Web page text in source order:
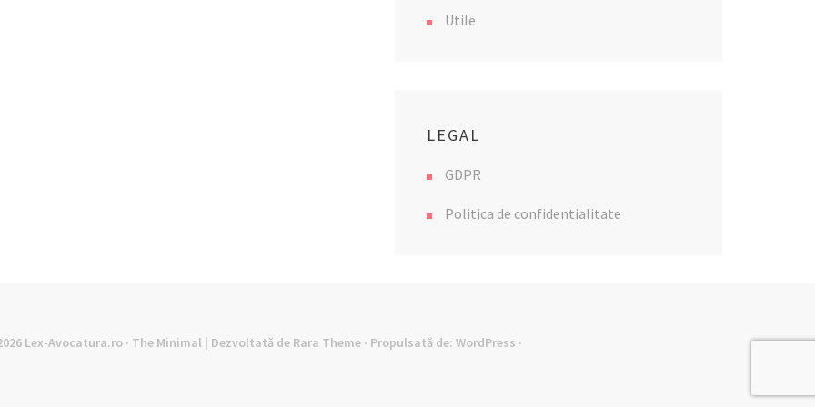
Utile
LEGAL
GDPR
Politica de confidentialitate
Lex-Avocatura.ro · The Minimal | Dezvoltată de Rara Theme · Propulsată de: WordPress ·